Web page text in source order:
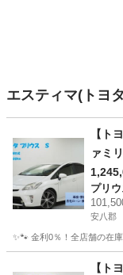
エスティマ(トヨ
【ト
ァミ
プリウ
安八郡
✨🐾 金利0％！全店舗の在
プリ
【ト